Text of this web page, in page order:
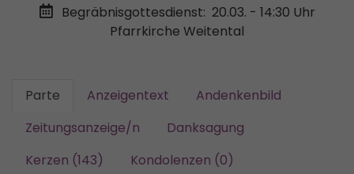
Begräbnisgottesdienst: 20.03. - 14:30 Uhr
Pfarrkirche Weitental
Parte Anzeigentext
Andenkenbild
Zeitungsanzeige/n
Danksagung
Kerzen (143)
Kondolenzen (0)